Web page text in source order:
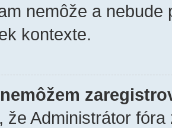
nemôže a
kontexte.
že Administrátor